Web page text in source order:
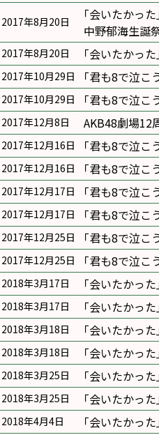
2017年8月20日
｢会いたかっ
中野郁海生誕
2017年8月20日 ｢会いたかっ
2017年10月29日 ｢君も8で泣こ
2017年10月29日 ｢君も8で泣こ
2017年12月8日 AKB48劇場12
2017年12月16日 ｢君も8で泣こ
2017年12月16日 ｢君も8で泣こ
2017年12月17日 ｢君も8で泣こ
2017年12月17日 ｢君も8で泣こ
2017年12月25日 ｢君も8で泣こ
2017年12月25日 ｢君も8で泣こ
2018年3月17日 ｢会いたかっ
2018年3月17日 ｢会いたかっ
2018年3月18日 ｢会いたかっ
2018年3月18日 ｢会いたかっ
2018年3月25日 ｢会いたかっ
2018年3月25日 ｢会いたかっ
2018年4月4日 ｢会いたかっ